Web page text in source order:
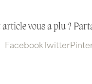
article vous a plu ?
Facebook Twitter